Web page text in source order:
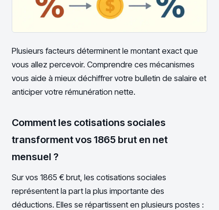
Plusieurs facteurs déterminent le montant exact que
vous allez percevoir. Comprendre ces mécanismes
vous aide à mieux déchiffrer votre bulletin de salaire et
anticiper votre rémunération nette.
Comment les cotisations sociales
transforment vos 1865 brut en net
mensuel ?
Sur vos 1865 € brut, les cotisations sociales
représentent la part la plus importante des
déductions. Elles se répartissent en plusieurs postes :